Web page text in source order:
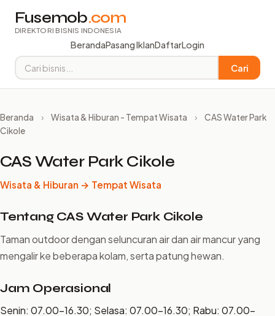
Fusemob.com
DIREKTORI BISNIS INDONESIA
BerandaPasang IklanDaftarLogin
Cari
Beranda › Wisata & Hiburan - Tempat Wisata ›
CAS Water Park
Cikole
CAS Water Park Cikole
Wisata & Hiburan → Tempat Wisata
Tentang CAS Water Park Cikole
Taman outdoor dengan seluncuran air dan air mancur yang
mengalir ke beberapa kolam, serta patung hewan.
Jam Operasional
Senin: 07.00–16.30; Selasa: 07.00–16.30; Rabu: 07.00–